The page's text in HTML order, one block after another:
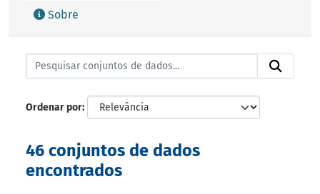
Sobre
Ordenar por
46 conjuntos de dados
encontrados